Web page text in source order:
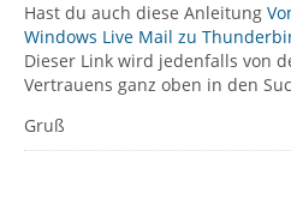
Hast du auch diese Anleitung
Windows Live Mail zu
Dieser Link wird jedenfalls von
Vertrauens ganz oben in den
Gruß